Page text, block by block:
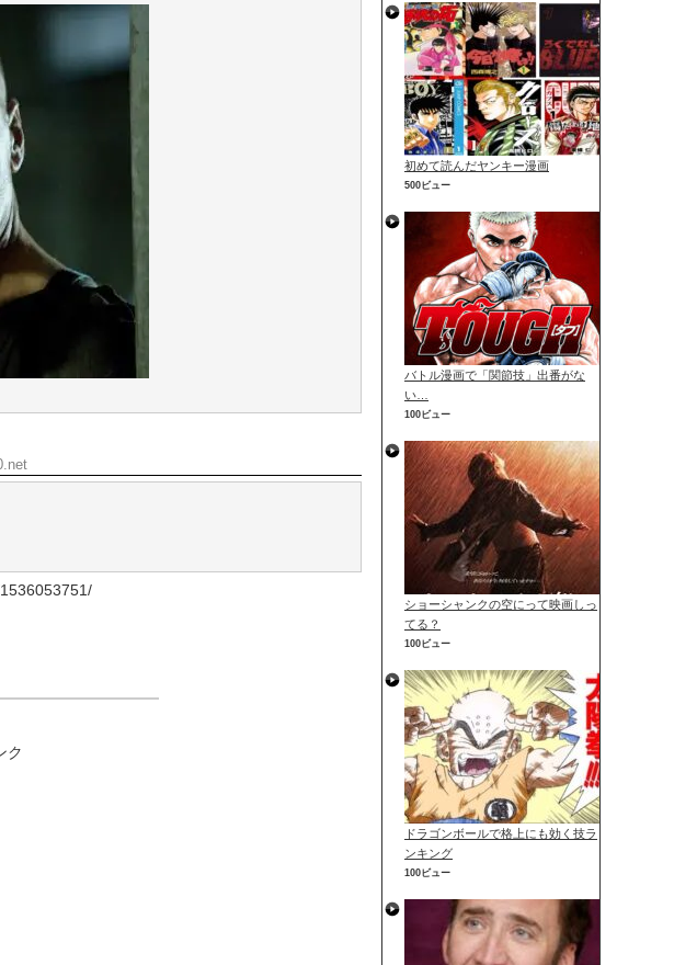
ク
初めて読んだヤンキー漫画
500ビュー
バトル漫画で「関節技」出番がな
い…
100ビュー
ショーシャンクの空にって映画しっ
てる？
100ビュー
ドラゴンボールで格上にも効く技ラ
ンキング
100ビュー